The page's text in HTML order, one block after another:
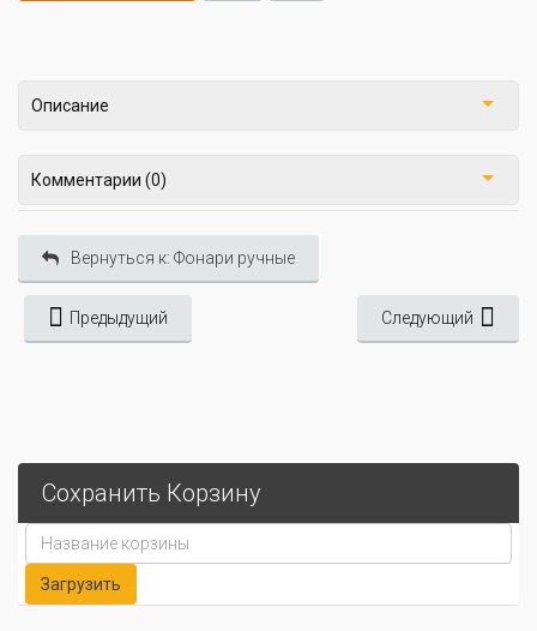
Описание
Комментарии (0)
Вернуться к: Фонари ручные
Предыдущий Следующий
Сохранить Корзину